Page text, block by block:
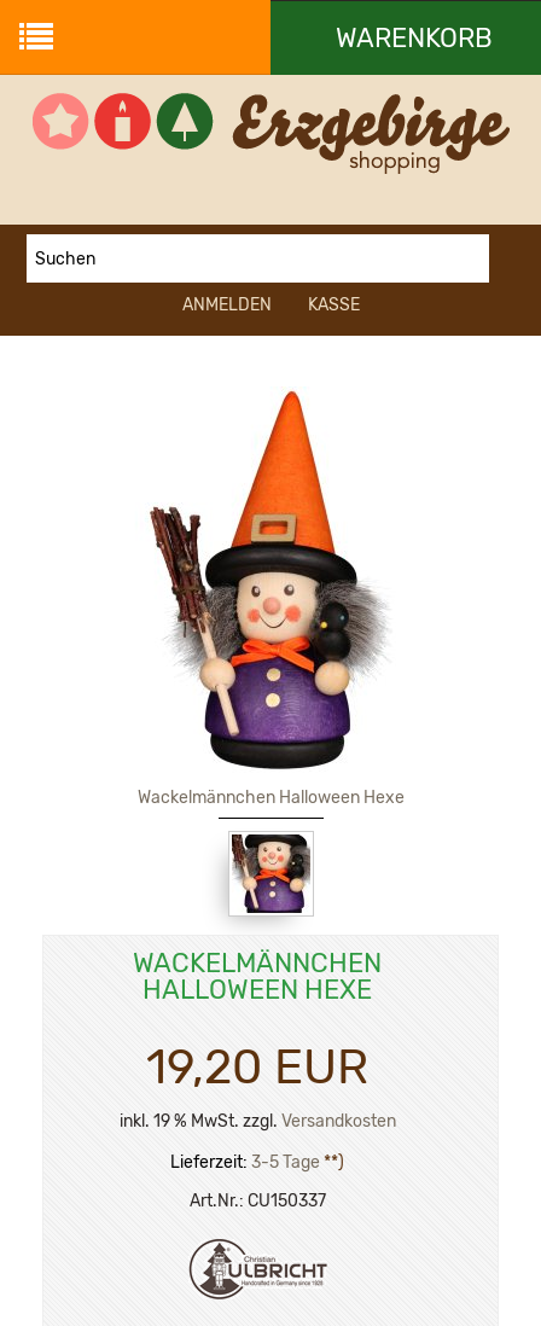
WARENKORB
Ihr Warenkorb ist leer.
ANMELDEN KASSE
Wackelmännchen Halloween Hexe
WACKELMÄNNCHEN
HALLOWEEN HEXE
19,20 EUR
inkl. 19 % MwSt. zzgl. Versandkosten
Lieferzeit: 3-5 Tage **)
Art.Nr.: CU150337